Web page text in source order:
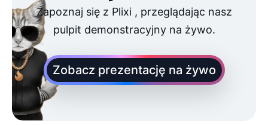
Zapoznaj się z Plixi , przeglądając nasz
pulpit demonstracyjny na żywo.
Zobacz prezentację na żywo